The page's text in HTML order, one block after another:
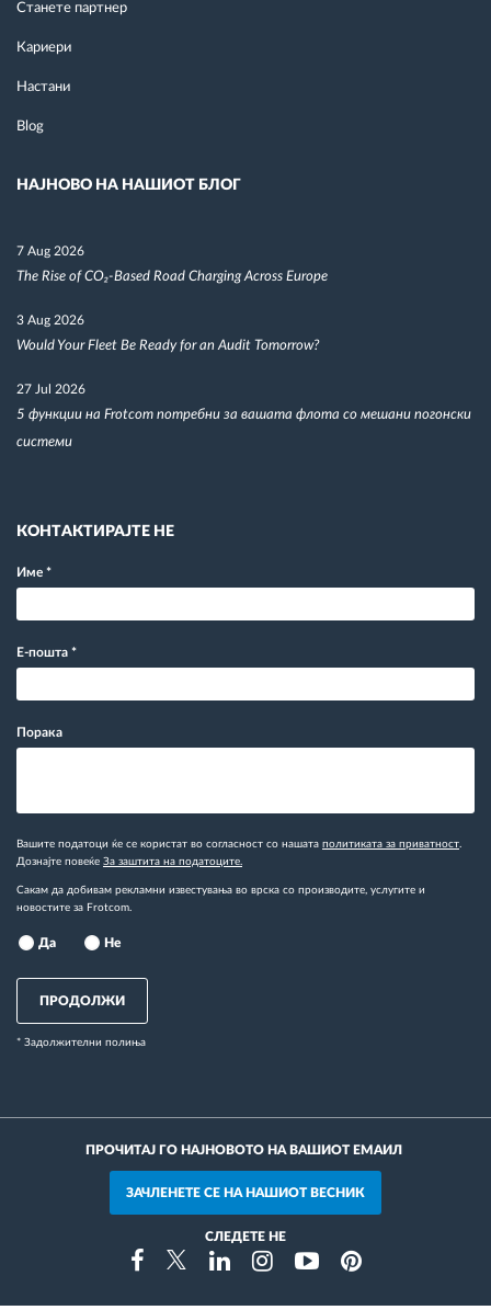
Станете партнер
Кариери
Настани
Blog
НАЈНОВО НА НАШИОТ БЛОГ
7 Aug 2026
The Rise of CO₂-Based Road Charging Across Europe
3 Aug 2026
Would Your Fleet Be Ready for an Audit Tomorrow?
27 Jul 2026
5 функции на Frotcom потребни за вашата флота со мешани погонски
системи
КОНТАКТИРАЈТЕ НЕ
Име *
Е-пошта *
Порака
Вашите податоци ќе се користат во согласност со нашата политиката за приватност.
Дознајте повеќе За заштита на податоците.
Сакам да добивам рекламни известувања во врска со производите, услугите и
новостите за Frotcom.
Да Не
ПРОДОЛЖИ
* Задолжителни полиња
ПРОЧИТАЈ ГО НАЈНОВОТО НА ВАШИОТ ЕМАИЛ
ЗАЧЛЕНЕТЕ СЕ НА НАШИОТ ВЕСНИК
СЛЕДЕТЕ НЕ
FacebookTwitterLinkedinInstragramYoutubePinterest